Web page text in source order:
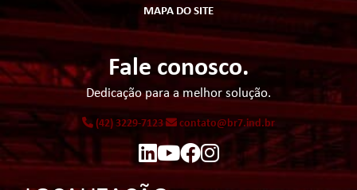
MAPA DO SITE
Fale conosco.
Dedicação para a melhor solução.
(42) 3229-7123 contato@br7.ind.br